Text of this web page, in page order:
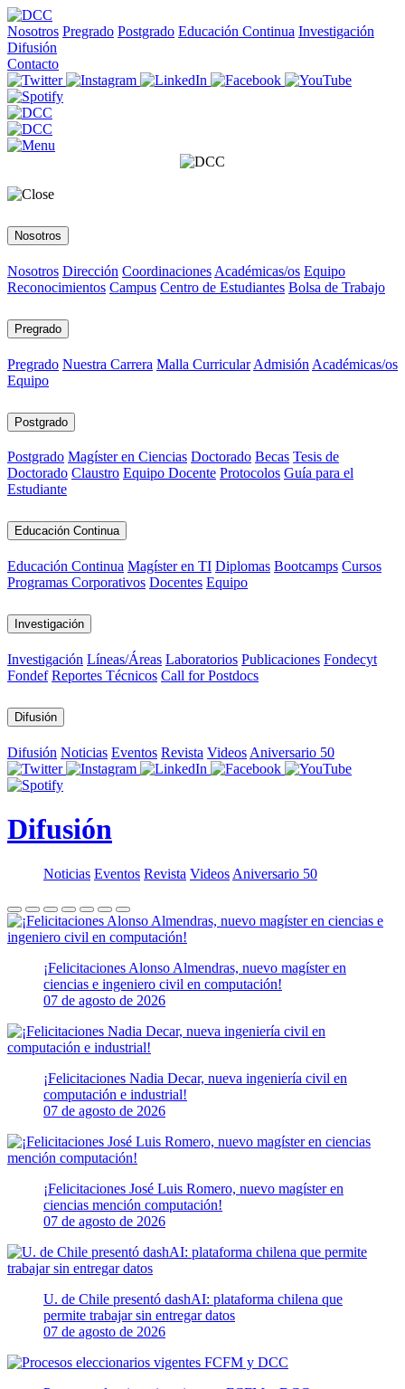
Nosotros Pregrado Postgrado Educación Continua Investigación
Difusión
Contacto
Nosotros
Nosotros Dirección Coordinaciones Académicas/os Equipo
Reconocimientos Campus Centro de Estudiantes Bolsa de Trabajo
Pregrado
Pregrado Nuestra Carrera Malla Curricular Admisión Académicas/os
Equipo
Postgrado
Postgrado Magíster en Ciencias Doctorado Becas Tesis de
Doctorado Claustro Equipo Docente Protocolos Guía para el
Estudiante
Educación Continua
Educación Continua Magíster en TI Diplomas Bootcamps Cursos
Programas Corporativos Docentes Equipo
Investigación
Investigación Líneas/Áreas Laboratorios Publicaciones Fondecyt
Fondef Reportes Técnicos Call for Postdocs
Difusión
Difusión Noticias Eventos Revista Videos Aniversario 50
Difusión
Noticias Eventos Revista Videos Aniversario 50
¡Felicitaciones Alonso Almendras, nuevo magíster en
ciencias e ingeniero civil en computación!
07 de agosto de 2026
¡Felicitaciones Nadia Decar, nueva ingeniería civil en
computación e industrial!
07 de agosto de 2026
¡Felicitaciones José Luis Romero, nuevo magíster en
ciencias mención computación!
07 de agosto de 2026
U. de Chile presentó dashAI: plataforma chilena que
permite trabajar sin entregar datos
07 de agosto de 2026